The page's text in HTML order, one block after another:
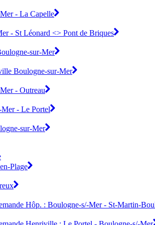
- La Capelle
- St Léonard <> Pont de Briques
sur-Mer
Boulogne-sur-Mer
- Outreau
- Le Portel
sur-Mer
Plage
Hôp. : Boulogne-s/-Mer - St-Martin-